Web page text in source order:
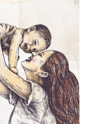
Diri
Russel
dari Aristoteles
Bersama